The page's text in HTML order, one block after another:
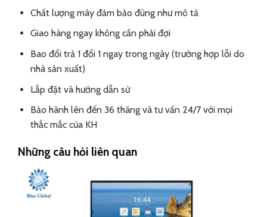
Chất lượng máy đảm bảo đúng như mô tả
Giao hàng ngay không cần phải đợi
Bao đổi trả 1 đổi 1 ngay trong ngày (trường hợp lỗi do
nhà sản xuất)
Lắp đặt và hướng dẫn sử
Bảo hành lên đến 36 tháng và tư vấn 24/7 với mọi
thắc mắc của KH
Những câu hỏi liên quan